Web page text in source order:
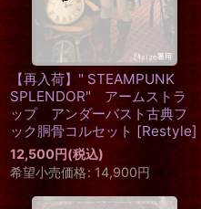
【再入荷】" STEAMPUNK
SPLENDOR" アームストラ
ップ アンダーバスト古典フ
ック胴骨コルセット [Restyle]
12,500円(税込)
希望小売価格: 14,900円